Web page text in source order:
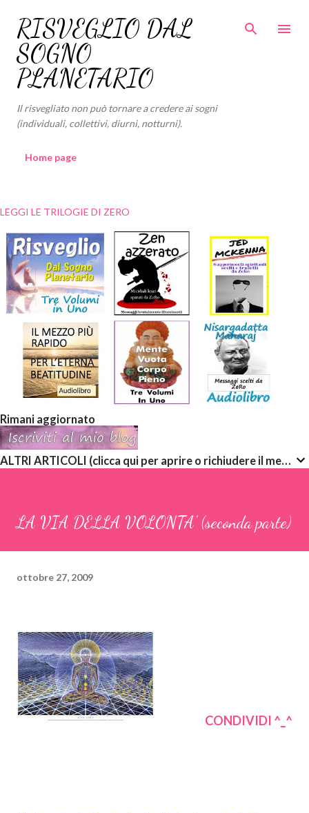
Passa ai contenuti principali
RISVEGLIO DAL
SOGNO
PLANETARIO
Il risvegliato non può tornare a credere ai sogni
(individuali, collettivi, diurni, notturni).
Home page
LEGGI LE TRILOGIE DI ZERO
Rimani aggiornato
ALTRI ARTICOLI (clicca qui per aprire o richiudere il menù a discesa)
LA VIA DELLA VOLONTA' (seconda parte)
ottobre 27, 2009
CONDIVIDI ^_^